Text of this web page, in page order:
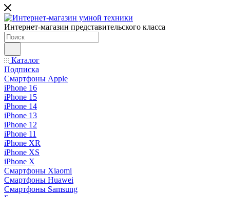
Интернет-магазин представительского класса
Каталог
Подписка
Смартфоны Apple
iPhone 16
iPhone 15
iPhone 14
iPhone 13
iPhone 12
iPhone 11
iPhone XR
iPhone XS
iPhone X
Смартфоны Xiaomi
Смартфоны Huawei
Смартфоны Samsung